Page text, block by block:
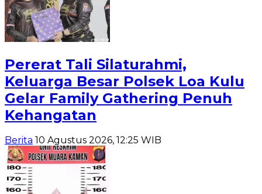
Pererat Tali Silaturahmi,
Keluarga Besar Polsek Loa Kulu
Gelar Family Gathering Penuh
Kehangatan
Berita 10 Agustus 2026, 12:25 WIB